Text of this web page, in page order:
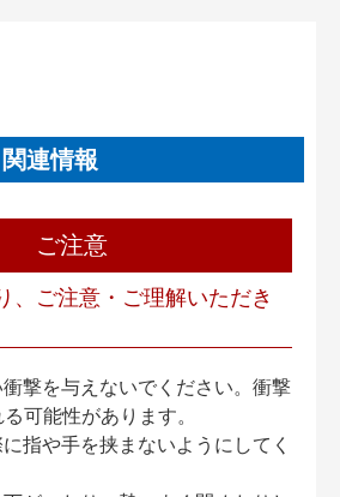
連情報
ご注意
、ご注意・ご理解いただき
撃を与えないでください。衝撃
可能性があります。
指や手を挟まないようにしてく